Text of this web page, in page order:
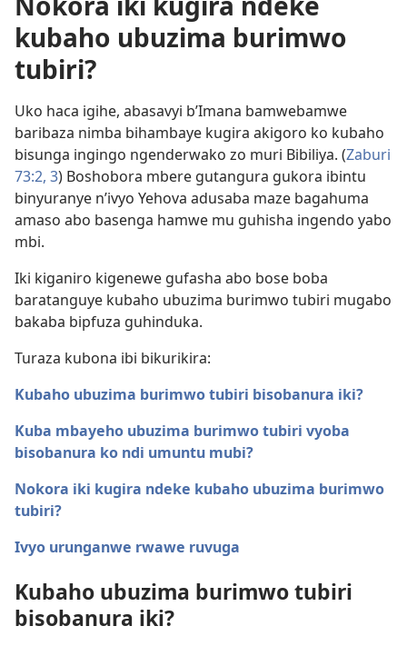
kubaho ubuzima burimwo
tubiri?
Uko haca igihe, abasavyi b’Imana bamwebamwe
baribaza nimba bihambaye kugira akigoro ko kubaho
bisunga ingingo ngenderwako zo muri Bibiliya. (Zaburi
73:2, 3) Boshobora mbere gutangura gukora ibintu
binyuranye n’ivyo Yehova adusaba maze bagahuma
amaso abo basenga hamwe mu guhisha ingendo yabo
mbi.
Iki kiganiro kigenewe gufasha abo bose boba
baratanguye kubaho ubuzima burimwo tubiri mugabo
bakaba bipfuza guhinduka.
Turaza kubona ibi bikurikira:
Kubaho ubuzima burimwo tubiri bisobanura iki?
Kuba mbayeho ubuzima burimwo tubiri vyoba
bisobanura ko ndi umuntu mubi?
Nokora iki kugira ndeke kubaho ubuzima burimwo
tubiri?
Ivyo urunganwe rwawe ruvuga
Kubaho ubuzima burimwo tubiri
bisobanura iki?